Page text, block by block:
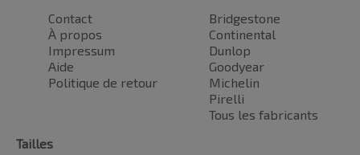
Contact
À propos
Impressum
Aide
Politique de retour
Bridgestone
Continental
Dunlop
Goodyear
Michelin
Pirelli
Tous les fabricants
Tailles